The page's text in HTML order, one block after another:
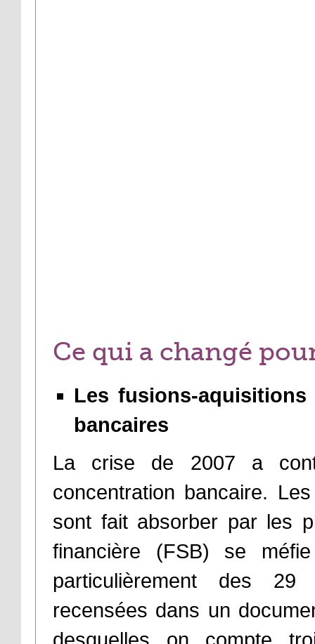
Ce qui a changé
Les fusions-
bancaires
La crise de 2007 a
concentration bancaire.
sont fait absorber par les
financière (FSB) se
particulièrement des
recensées dans un